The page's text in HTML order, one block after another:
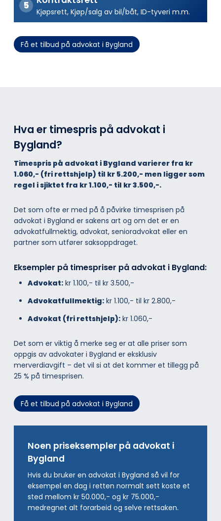
Kjøpsrett, Kjøp/salg av bil/båt, ID-tyveri m.m.
Få et tilbud på advokat i Bygland
Hva er timespris på advokat i
Bygland?
Timespris på advokat i Bygland varierer fra kr
1.060,- (fri rettshjelp) til kr 5.200,- men ligger som
regel i sjiktet fra kr 1.100,- til kr 3.500,-.
Det som ofte er med på å påvirke timesprisen på
advokat i Bygland er sakens art og om det er en
advokatfullmektig, advokat, senioradvokat eller en
partner som utfører saksoppdraget.
Eksempler på timespriser på advokat i Bygland:
Advokat: kr 1.100,- til kr 3.500,-
Advokatfullmektig: kr 1.100,- til kr 2.800,-
Advokat (fri rettshjelp): kr 1.060,-
Det som er viktig å merke seg er at alle priser som
oppgis av advokater i Bygland er eksklusiv
merverdiavgift – det vil si at det kommer et tillegg på
25 % på timesprisen.
Få et tilbud på advokat i Bygland
Noen priseksempler på advokat i
Bygland
Hvis du bruker en advokat i Bygland så vil for
eksempel en dag i retten normalt sett koste et
sted mellom kr 50.000,- og kr 75.000,-
medregnet alt forarbeid og selve rettsaken.